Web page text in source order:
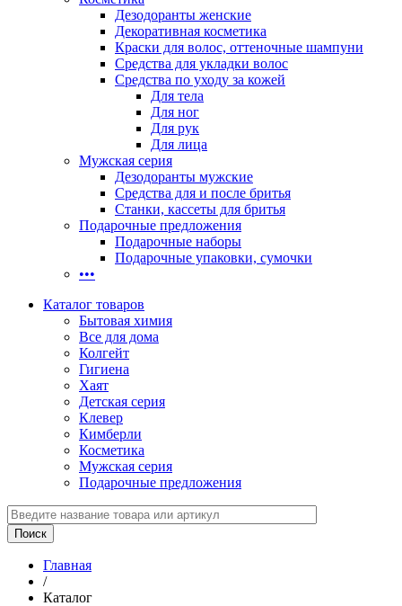
Дезодоранты женские
Декоративная косметика
Краски для волос, оттеночные шампуни
Средства для укладки волос
Средства по уходу за кожей
Для тела
Для ног
Для рук
Для лица
Мужская серия
Дезодоранты мужские
Средства для и после бритья
Станки, кассеты для бритья
Подарочные предложения
Подарочные наборы
Подарочные упаковки, сумочки
•••
Каталог товаров
Бытовая химия
Все для дома
Колгейт
Гигиена
Хаят
Детская серия
Клевер
Кимберли
Косметика
Мужская серия
Подарочные предложения
Главная
/
Каталог